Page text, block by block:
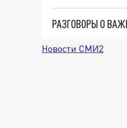
РАЗГОВОРЫ О
Новости СМИ2